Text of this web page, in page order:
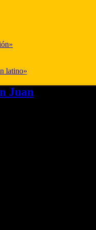
latino»
Juan